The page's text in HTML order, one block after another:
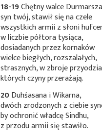
18-19Chętny walce
syn twój, stawił się na czele
wszystkich armii z słoni
w liczbie półtora tysiąca,
dosiadanych przez kornaków
wielce biegłych, rozszalałych,
strasznych, w zbroje
których czyny przerażają.
20Duhśasana i Wikarna,
dwóch zrodzonych z ciebie
by ochronić władcę Sindhu,
z przodu armii się stawiło.